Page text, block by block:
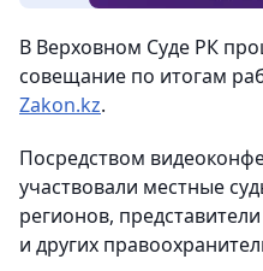
В Верховном Суде РК
совещание по итогам
Zakon.kz.
Посредством
участвовали местные
регионов,
и других